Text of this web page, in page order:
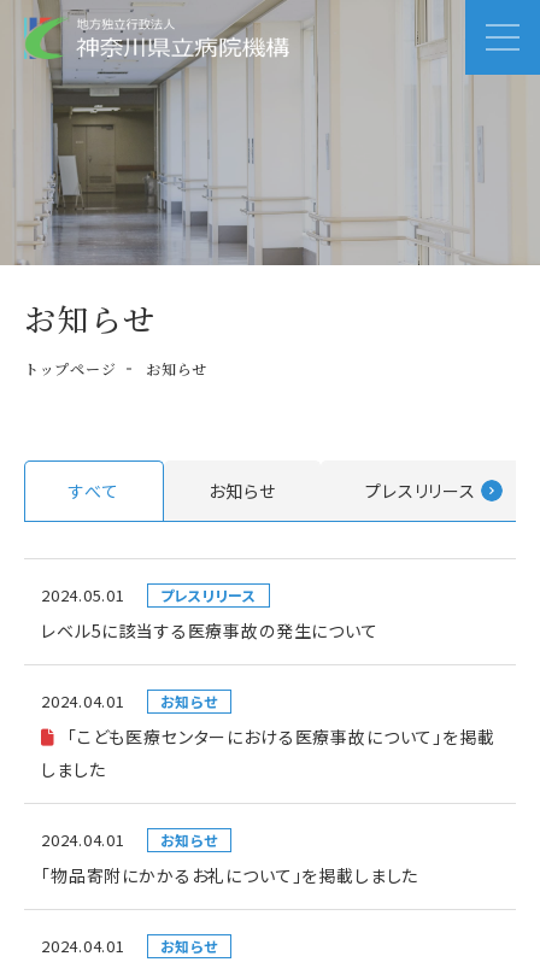
お知らせ
トップページ お知らせ
すべて お知らせ プレスリリース
2024.05.01 プレスリリース
レベル5に該当する医療事故の発生について
2024.04.01 お知らせ
「こども医療センターにおける医療事故について」を掲載
しました
2024.04.01 お知らせ
「物品寄附にかかるお礼について」を掲載しました
2024.04.01 お知らせ